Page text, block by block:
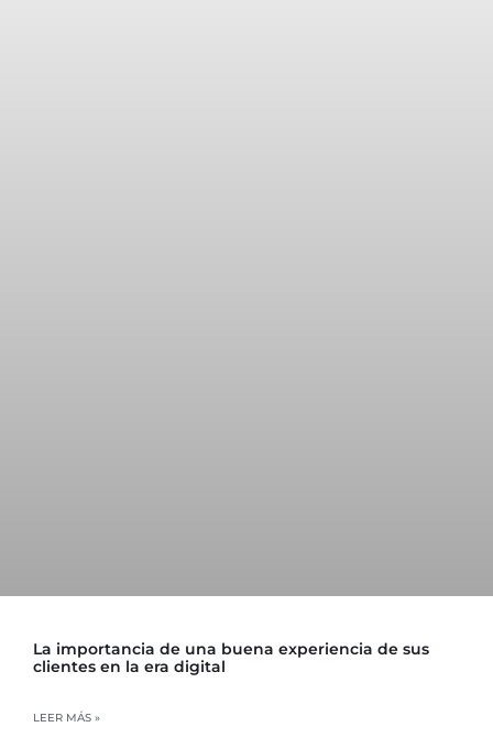
La importancia de una buena experiencia de sus
clientes en la era digital
LEER MÁS »